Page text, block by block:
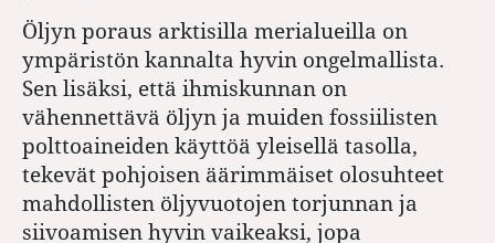
Öljyn poraus arktisilla merialueilla on
ympäristön kannalta hyvin ongelmallista.
Sen lisäksi, että ihmiskunnan on
vähennettävä öljyn ja muiden fossiilisten
polttoaineiden käyttöä yleisellä tasolla,
tekevät pohjoisen äärimmäiset olosuhteet
mahdollisten öljyvuotojen torjunnan ja
siivoamisen hyvin vaikeaksi, jopa